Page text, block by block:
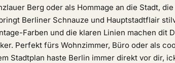
Berg oder als Hommage an die Stadt,
Berliner Schnauze und Hauptstadtflair
Farben und die klaren Linien machen dit
Perfekt fürs Wohnzimmer, Büro oder als
Stadtplan haste Berlin immer direkt vor dir,